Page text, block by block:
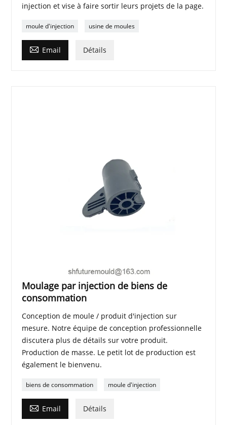
injection et vise à faire sortir leurs projets de la page.
moule d'injection usine de moules
 Email Détails
Moulage par injection de biens de
consommation
Conception de moule / produit d'injection sur
mesure. Notre équipe de conception professionnelle
discutera plus de détails sur votre produit.
Production de masse. Le petit lot de production est
également le bienvenu.
biens de consommation moule d'injection
 Email Détails